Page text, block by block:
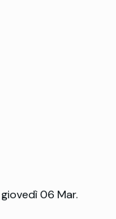
giovedì 06 Mar.